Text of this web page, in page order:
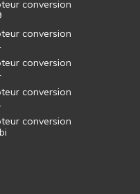
conversion
conversion
conversion
conversion
conversion